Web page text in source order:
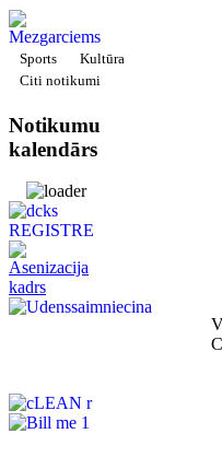
Sports
Kultūra
Citi notikumi
Notikumu
kalendārs